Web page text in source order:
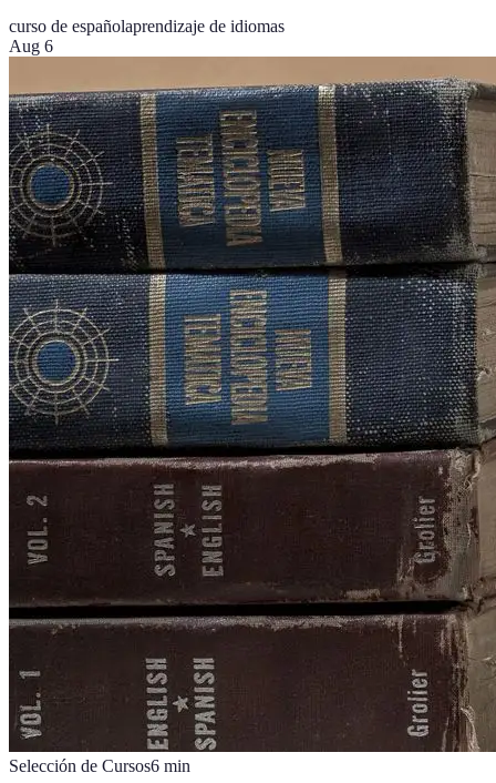
curso de españolaprendizaje de idiomas
Aug 6
Selección de Cursos6 min